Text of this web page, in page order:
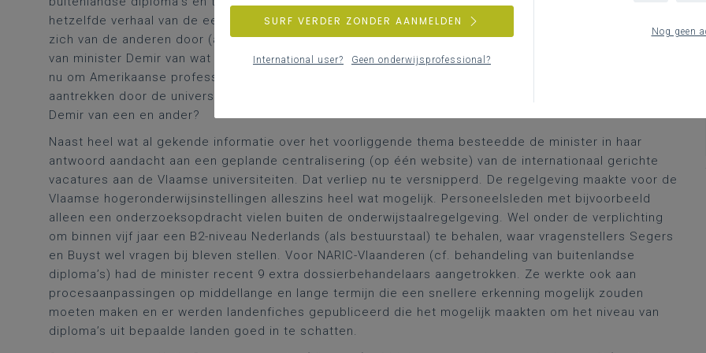
hetzelfde verhaal van de eerste drie vragenstellers. De vierde vragensteller, Kim Buyst, onderscheidde
zich van de anderen door (alleen) te wijzen op het verschil tussen de (volgens haar) strenge aanpak
van minister Demir van wat met internationalisering te maken had (cf. ook taalvereisten) en
nu om Amerikaanse professoren aan te trekken voor de Vlaamse universiteiten. Met dat “(pro)actief”
aantrekken door de universiteiten
Demir van een en ander?
Naast heel wat al gekende informatie over het voorliggende thema besteedde de minister in haar
antwoord aandacht aan een geplande centralisering (op één website) van de internationaal gerichte
vacatures aan de Vlaamse universiteiten. Dat verliep nu te versnipperd. De regelgeving maakte voor de
Vlaamse hogeronderwijsinstellingen alleszins heel wat mogelijk. Personeelsleden met bijvoorbeeld
alleen een onderzoeksopdracht vielen buiten de onderwijstaalregelgeving. Wel onder de verplichting
om binnen vijf jaar een B2-niveau Nederlands (als bestuurstaal) te behalen, waar vragenstellers Segers
en Buyst wel vragen bij bleven stellen. Voor NARIC-Vlaanderen (cf. behandeling van buitenlandse
diploma’s) had de minister recent 9 extra dossierbehandelaars aangetrokken. Ze werkte ook aan
procesaanpassingen op middellange en lange termijn die een snellere erkenning mogelijk zouden
moeten maken en er werden landenfiches gepubliceerd die het mogelijk maakten om het niveau van
diploma’s uit bepaalde landen goed in te schatten.
Nog geen
SURF VERDER ZONDER AANMELDEN
International user? Geen onderwijsprofessional?